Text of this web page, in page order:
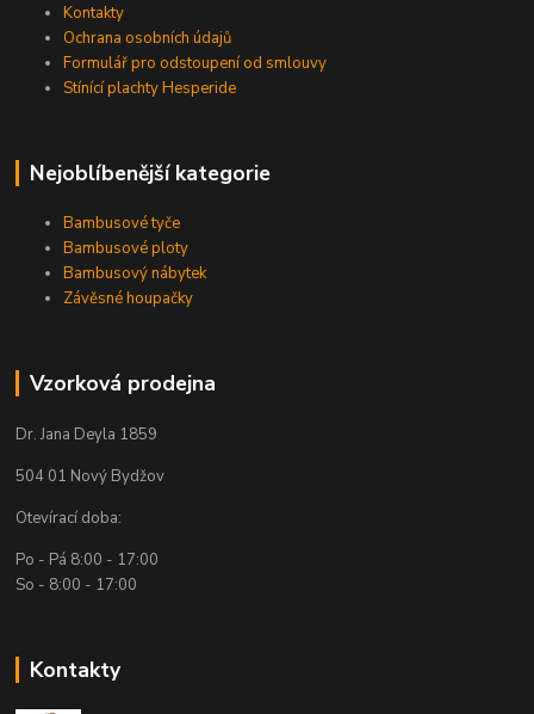
Kontakty
Ochrana osobních údajů
Formulář pro odstoupení od smlouvy
Stínící plachty Hesperide
Nejoblíbenější kategorie
Bambusové tyče
Bambusové ploty
Bambusový nábytek
Závěsné houpačky
Vzorková prodejna
Dr. Jana Deyla 1859
504 01 Nový Bydžov
Otevírací doba:
Po - Pá 8:00 - 17:00
So - 8:00 - 17:00
Kontakty